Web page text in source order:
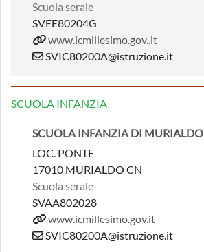
Scuola serale
SVEE80204G
www.icmillesimo.gov..it
SVIC80200A@istruzione.it
SCUOLA INFANZIA
SCUOLA INFANZIA DI MURIALDO
LOC. PONTE
17010 MURIALDO CN
Scuola serale
SVAA802028
www.icmillesimo.gov.it
SVIC80200A@istruzione.it